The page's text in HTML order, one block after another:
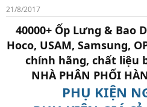
g
21/8/2017
40000+ Ốp Lưng & Bao
Hoco, USAM, Samsung,
chính hãng, chất liệu
NHÀ PHÂN PHỐI
PHỤ KIỆN